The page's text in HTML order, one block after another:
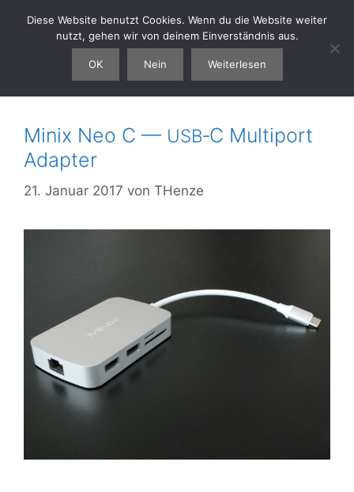
Inhaltthenze.eu Menü
Minix
Minix Neo C — USB‑C Multiport
Adapter
21. Januar 2017 von THenze
Diese Website benutzt Cookies. Wenn du die Website weiter
nutzt, gehen wir von deinem Einverständnis aus.
OK Nein Weiterlesen